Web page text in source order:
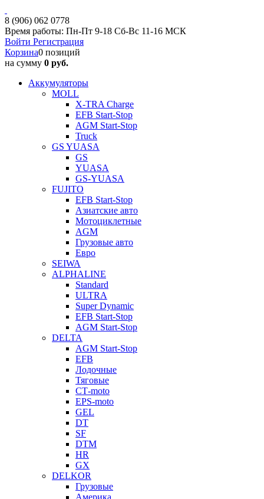
8 (906) 062 0778
Время работы: Пн-Пт 9-18 Сб-Вс 11-16 МСК
Войти Регистрация
Корзина0 позиций
на сумму 0 руб.
Аккумуляторы
MOLL
X-TRA Charge
EFB Start-Stop
AGM Start-Stop
Truck
GS YUASA
GS
YUASA
GS-YUASA
FUJITO
EFB Start-Stop
Азиатские авто
Мотоциклетные
AGM
Грузовые авто
Евро
SEIWA
ALPHALINE
Standard
ULTRA
Super Dynamic
EFB Start-Stop
AGM Start-Stop
DELTA
AGM Start-Stop
EFB
Лодочные
Тяговые
СТ-moto
EPS-moto
GEL
DT
SF
DTM
HR
GX
DELKOR
Грузовые
Америка